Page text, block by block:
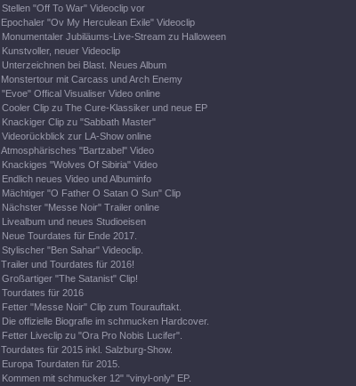
Stellen "Off To War" Videoclip vor
Epochaler "Ov My Herculean Exile" Videoclip
Monumentaler Jubiläums-Live-Stream zu Halloween
Kunstvoller, neuer Videoclip
Unterzeichnen bei Blast. Neues Album
Monstertour mit Carcass und Arch Enemy
"Evoe" Offical Visualiser Video online
Cooler Clip zu The Cure-Klassiker und neue EP
Knackiger Clip zu "Sabbath Master"
Videorückblick zur LA-Show online
Atmosphärisches "Bartzabel" Video
Knackiges "Wolves Of Sibiria" Video
Endlich neues Video und Albuminfo
Mächtiger "O Father O Satan O Sun" Clip
Nächster "Messe Noir" Trailer online
Livealbum und neues Studioeisen
Neue Tourdates für Ende 2017.
Stylischer "Ben Sahar" Videoclip.
Trailer und Tourdates für 2016!
Großartiger "The Satanist" Clip!
Tourdates für 2016
Fetter "Messe Noir" Clip zum Tourauftakt.
Die offizielle Biografie im schmucken Hardcover.
Fetter Liveclip zu "Ora Pro Nobis Lucifer".
Tourdates für 2015 inkl. Salzburg-Show.
Europa Tourdaten für 2015.
Kommen mit schmucker 12" "vinyl-only" EP.